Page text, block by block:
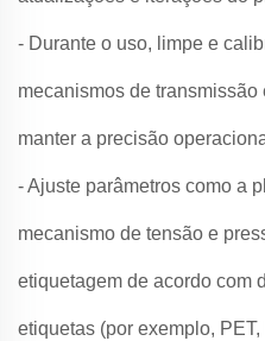
- Durante o uso, limpe e
mecanismos de
manter a precisão
- Ajuste parâmetros como a
mecanismo de tensão e
etiquetagem de acordo com
etiquetas (por exemplo, PET,